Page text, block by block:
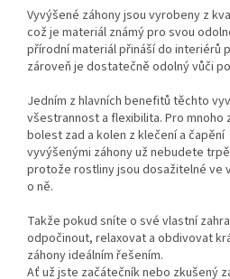
Vyvýšené záhony jsou vyrobeny z
což je materiál známý pro svou
přírodní materiál přináší do interiérů
zároveň je dostatečně odolný vůči
Jedním z hlavních benefitů těchto
všestrannost a flexibilita. Pro mnoho
bolest zad a kolen z klečení a
vyvýšenými záhony už nebudete
protože rostliny jsou dosažitelné ve
o ně.
Takže pokud sníte o své vlastní
odpočinout, relaxovat a obdivovat
záhony ideálním řešením.
Ať už jste začátečník nebo zkušený